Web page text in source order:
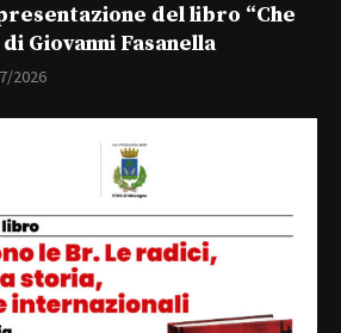
del libro “Che
Giovanni Fasanella
2026